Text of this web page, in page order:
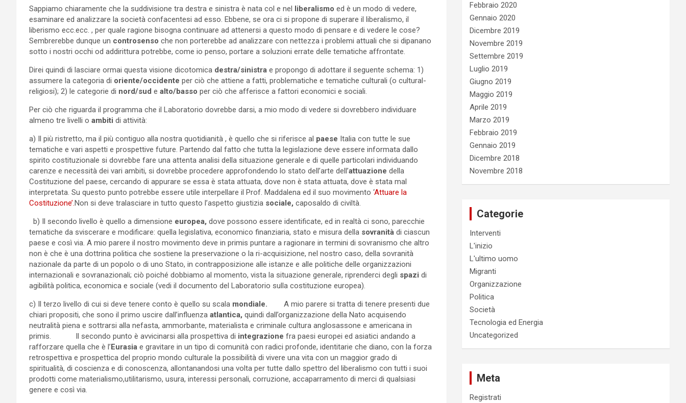
Sappiamo chiaramente che la suddivisione tra destra e sinistra è nata col e nel liberalismo ed è un modo di vedere,
esaminare ed analizzare la società confacentesi ad esso. Ebbene, se ora ci si propone di superare il liberalismo, il
liberismo ecc.ecc. , per quale ragione bisogna continuare ad attenersi a questo modo di pensare e di vedere le cose?
Sembrerebbe dunque un controsenso che non porterebbe ad analizzare con nettezza i problemi attuali che si dipanano
sotto i nostri occhi od addirittura potrebbe, come io penso, portare a soluzioni errate delle tematiche affrontate.
Direi quindi di lasciare ormai questa visione dicotomica destra/sinistra e propongo di adottare il seguente schema: 1)
assumere la categoria di oriente/occidente per ciò che attiene a fatti, problematiche e tematiche culturali (o cultural-
religiosi); 2) le categorie di nord/sud e alto/basso per ciò che afferisce a fattori economici e sociali.
Per ciò che riguarda il programma che il Laboratorio dovrebbe darsi, a mio modo di vedere si dovrebbero individuare
almeno tre livelli o ambiti di attività:
a) Il più ristretto, ma il più contiguo alla nostra quotidianità , è quello che si riferisce al paese Italia con tutte le sue
tematiche e vari aspetti e prospettive future. Partendo dal fatto che tutta la legislazione deve essere informata dallo
spirito costituzionale si dovrebbe fare una attenta analisi della situazione generale e di quelle particolari individuando
carenze e necessità dei vari ambiti, si dovrebbe procedere approfondendo lo stato dell’arte dell’attuazione della
Costituzione del paese, cercando di appurare se essa è stata attuata, dove non è stata attuata, dove è stata mal
interpretata. Su questo punto potrebbe essere utile interpellare il Prof. Maddalena ed il suo movimento ‘Attuare la
Costituzione’.Non si deve tralasciare in tutto questo l’aspetto giustizia sociale, caposaldo di civiltà.
b) Il secondo livello è quello a dimensione europea, dove possono essere identificate, ed in realtà ci sono, parecchie
tematiche da sviscerare e modificare: quella legislativa, economico finanziaria, stato e misura della sovranità di ciascun
paese e così via. A mio parere il nostro movimento deve in primis puntare a ragionare in termini di sovranismo che altro
non è che è una dottrina politica che sostiene la preservazione o la ri-acquisizione, nel nostro caso, della sovranità
nazionale da parte di un popolo o di uno Stato, in contrapposizione alle istanze e alle politiche delle organizzazioni
internazionali e sovranazionali; ciò poiché dobbiamo al momento, vista la situazione generale, riprenderci degli spazi di
agibilità politica, economica e sociale (vedi il documento del Laboratorio sulla costituzione europea).
c) Il terzo livello di cui si deve tenere conto è quello su scala mondiale. A mio parere si tratta di tenere presenti due
chiari propositi, che sono il primo uscire dall’influenza atlantica, quindi dall’organizzazione della Nato acquisendo
neutralità piena e sottrarsi alla nefasta, ammorbante, materialista e criminale cultura anglosassone e americana in
primis. Il secondo punto è avvicinarsi alla prospettiva di integrazione fra paesi europei ed asiatici andando a
rafforzare quella che è l’Eurasia e gravitare in un tipo di comunità con radici profonde, identitarie che diano, con la forza
retrospettiva e prospettica del proprio mondo culturale la possibilità di vivere una vita con un maggior grado di
spiritualità, di coscienza e di conoscenza, allontanandosi una volta per tutte dallo spettro del liberalismo con tutti i suoi
prodotti come materialismo,utilitarismo, usura, interessi personali, corruzione, accaparramento di merci di qualsiasi
genere e così via.
Febbraio 2020
Gennaio 2020
Dicembre 2019
Novembre 2019
Settembre 2019
Luglio 2019
Giugno 2019
Maggio 2019
Aprile 2019
Marzo 2019
Febbraio 2019
Gennaio 2019
Dicembre 2018
Novembre 2018
Categorie
Interventi
L'inizio
L'ultimo uomo
Migranti
Organizzazione
Politica
Società
Tecnologia ed Energia
Uncategorized
Meta
Registrati